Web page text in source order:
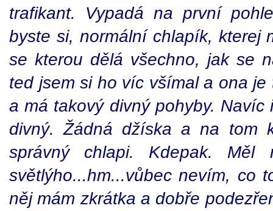
trafikant. Vypadá na první
byste si, normální chlapík, kterej
se kterou dělá všechno, jak se
ted jsem si ho víc všímal a ona
a má takový divný pohyby.
divný. Žádná džíska a na tom
správný chlapi. Kdepak. Měl
světlýho...hm...vůbec nevím, co
něj mám zkrátka a dobře